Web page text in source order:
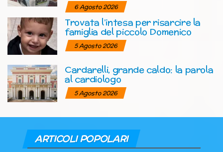
6 Agosto 2026
Trovata l’intesa per risarcire la
famiglia del piccolo Domenico
5 Agosto 2026
Cardarelli, grande caldo: la parola
al cardiologo
5 Agosto 2026
ARTICOLI POPOLARI